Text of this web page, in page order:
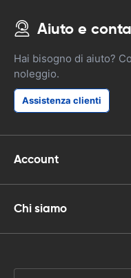
Aiuto e
Hai bisogno di aiuto?
noleggio.
Assistenza clienti
Account
Chi siamo